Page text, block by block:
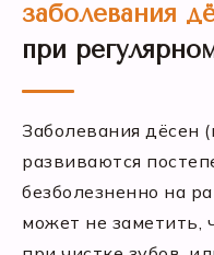
заболевания
при
Заболевания дёсен
развиваются
безболезненно на
может не заметить,